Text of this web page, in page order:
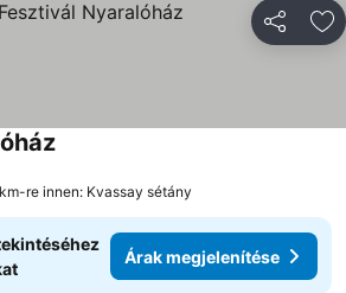
re innen: Kvassay sétány
Árak megjelenítése